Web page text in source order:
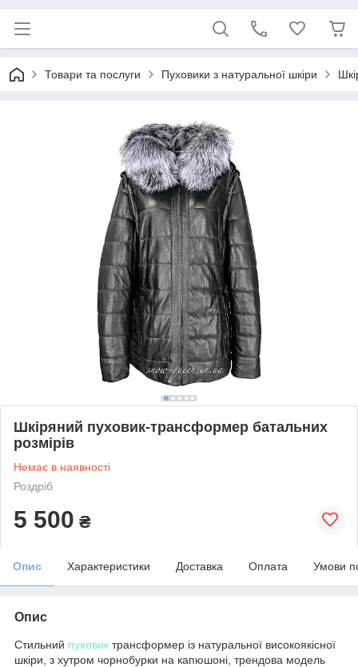
Товари та послуги Пуховики з натуральної шкіри
Шкіряний пуховик-трансформер батальних
розмірів
Немає в наявності
Роздріб
5 500 ₴
Опис Характеристики Доставка Оплата Умови
Опис
Стильний пуховик трансформер із натуральної високоякісної
шкіри, з хутром чорнобурки на капюшоні, трендова модель